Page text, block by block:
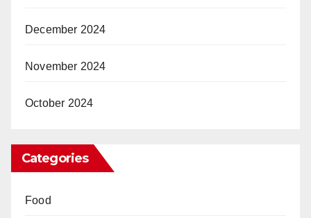
December 2024
November 2024
October 2024
Categories
Food